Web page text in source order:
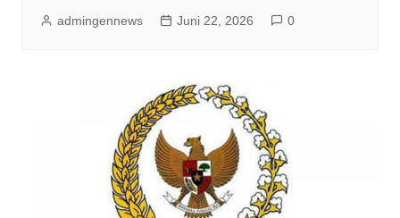
admingennews Juni 22, 2026 0